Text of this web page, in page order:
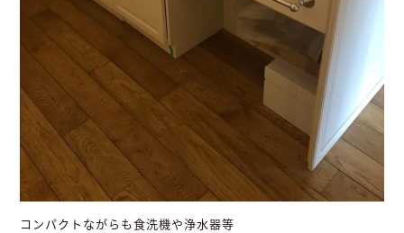
コンパクトながらも食洗機や浄水器等